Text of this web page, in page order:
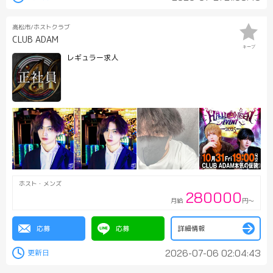
高松市/ホストクラブ
CLUB ADAM
キープ
レギュラー求人
ホスト・メンズ
月給 280000 円～
応募 応募 詳細情報
2026-07-06 02:04:43